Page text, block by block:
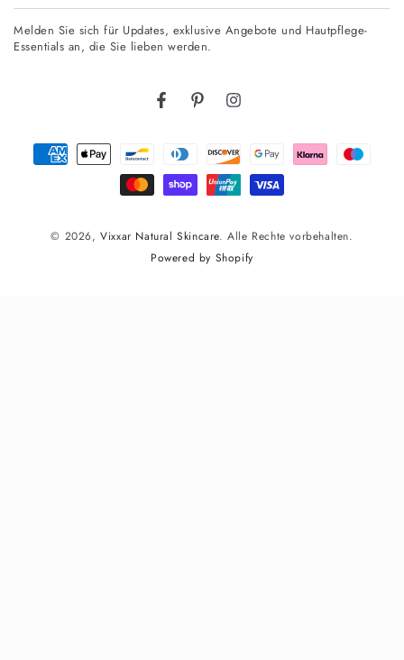
Mail
hier
Melden Sie sich für Updates, exklusive Angebote und Hautpflege-
Essentials an, die Sie lieben werden.
FacebookPinterestInstagram
© 2026,Vixxar Natural Skincare. Alle Rechte vorbehalten.
Powered by Shopify
Zahlungsmöglichkeiten